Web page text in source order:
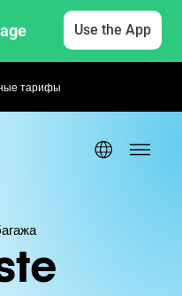
Use the App
Гибкое бронирование